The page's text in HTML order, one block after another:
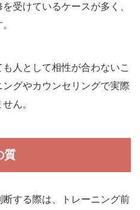
受けているケースが多く、
人として相性が合わないこ
グやカウンセリングで実際
ん。
質
する際は、トレーニング前